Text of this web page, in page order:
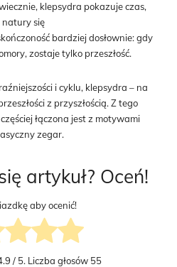
klepsydra pokazuje czas,
natury się
bardziej dosłownie: gdy
zostaje tylko przeszłość.
i cyklu, klepsydra – na
z przyszłością. Z tego
łączona jest z motywami
zegar.
artykuł? Oceń!
aby ocenić!
/ 5. Liczba głosów 55